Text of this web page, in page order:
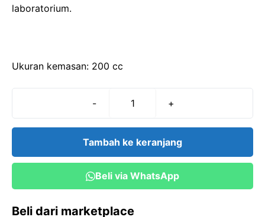
laboratorium.
Ukuran kemasan: 200 cc
-
Kuantitas
Acetat
(200
+
Tambah ke keranjang
Beli via WhatsApp
Beli dari marketplace